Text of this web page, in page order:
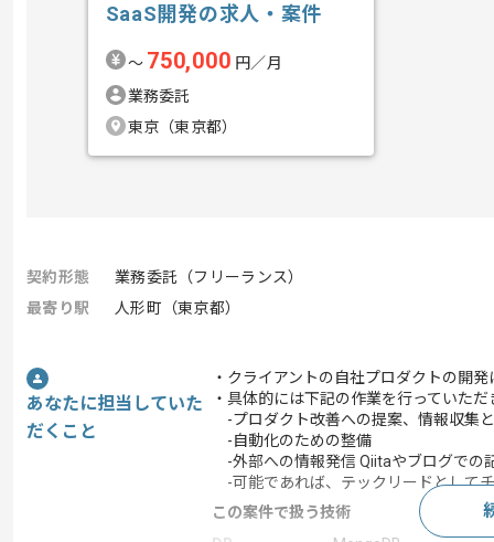
SaaS開発の求人・案件
〜 750,000 円／月
業務委託
東京（東京都）
契約形態
業務委託（フリーランス）
最寄り駅
人形町（東京都）
あなたに担当していた
だくこと
・クライアントの自社プロダクトの開
・具体的には下記の作業を行っていただ
-プロダクト改善への提案、情報収集
-自動化のための整備
-外部への情報発信 Qiitaやブログでの
-可能であれば、テックリードとして
この案件で扱う技術